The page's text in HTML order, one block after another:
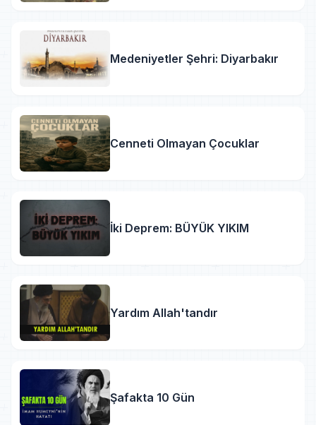
Medeniyetler Şehri: Diyarbakır
Cenneti Olmayan Çocuklar
İki Deprem: BÜYÜK YIKIM
Yardım Allah'tandır
Şafakta 10 Gün